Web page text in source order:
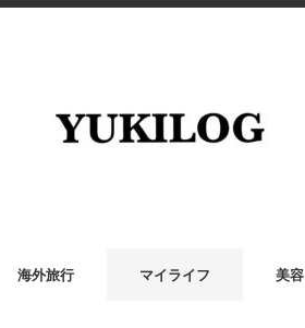
海外旅行 マイライフ 美容